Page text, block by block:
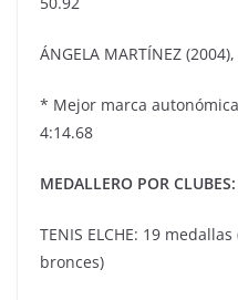
ÁNGELA MARTÍNEZ
* Mejor marca
4:14.68
MEDALLERO POR CLUBES:
TENIS ELCHE: 19
bronces)